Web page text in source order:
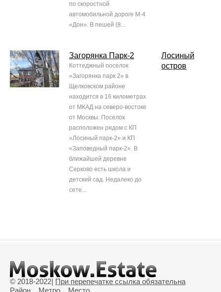
по скоростной
автомобильной дороге М-4
«Дон». В пешей (8...
Загорянка Парк-2
Коттеджный поселок
«Загорянка парк 2» в
Щелковском районе
находится в 16 километрах
от МКАД на северо-востоке
от Москвы. Поселок
расположен рядом с КП
«Лосиный парк-2» и КП
«Заповедный парк-2». В
ближайшей деревне
Серково есть школа и
детский сад. Недалеко до
сете...
Лосиный
остров
© 2018-2022| При перепечатке ссылка обязательна
Район
Метро Место